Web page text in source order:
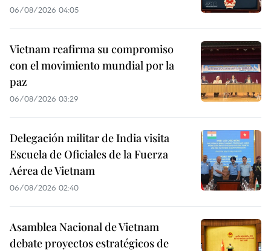
06/08/2026 04:05
Vietnam reafirma su compromiso
con el movimiento mundial por la
paz
06/08/2026 03:29
Delegación militar de India visita
Escuela de Oficiales de la Fuerza
Aérea de Vietnam
06/08/2026 02:40
Asamblea Nacional de Vietnam
debate proyectos estratégicos de